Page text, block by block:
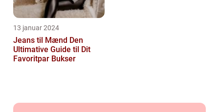
13 januar 2024
Jeans til Mænd Den
Ultimative Guide til Dit
Favoritpar Bukser